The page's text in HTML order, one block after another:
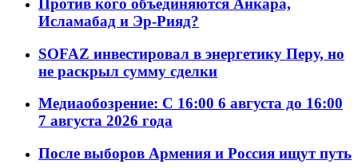
Против кого объединяются Анкара,
Исламабад и Эр-Рияд?
SOFAZ инвестировал в энергетику Перу, но
не раскрыл сумму сделки
Медиаобозрение: С 16:00 6 августа до 16:00
7 августа 2026 года
После выборов Армения и Россия ищут путь